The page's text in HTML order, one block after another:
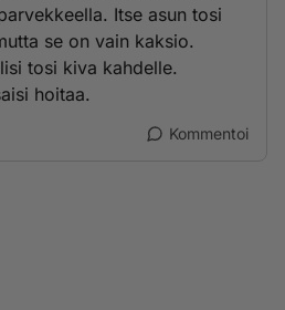
Itse asun tosi
se on vain kaksio.
tosi kiva kahdelle.
hoitaa.
Kommentoi